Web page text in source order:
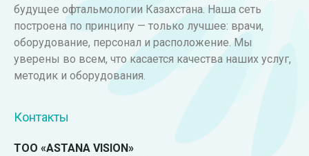
будущее офтальмологии Казахстана. Наша сеть
построена по принципу — только лучшее: врачи,
оборудование, персонал и расположение. Мы
уверены во всем, что касается качества наших услуг,
методик и оборудования.
Контакты
ТОО «ASTANA VISION»